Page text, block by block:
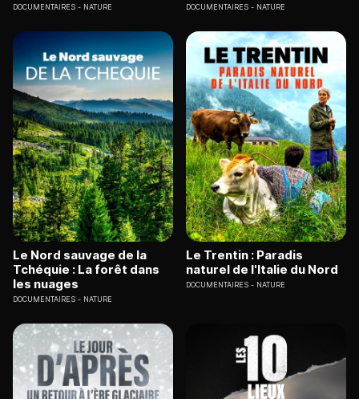
DOCUMENTAIRES NATURE DOCUMENTAIRES NATURE
Le Nord sauvage de la
Tchéquie : La forêt dans
les nuages
DOCUMENTAIRES NATURE
Le Trentin : Paradis
naturel de l'Italie du Nord
DOCUMENTAIRES NATURE